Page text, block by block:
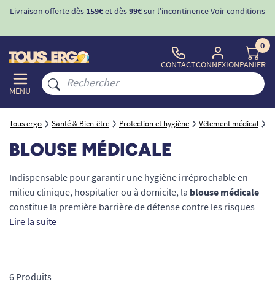
Livraison offerte dès 159€et dès99€sur l'incontinenceVoir conditions
MENU
CONTACTCONNEXION
0
PANIER
Tous ergo Santé & Bien-être Protection et hygiène Vêtement médical
BLOUSE MÉDICALE
Indispensable pour garantir une hygiène irréprochable en
milieu clinique, hospitalier ou à domicile, la blouse médicale
constitue la première barrière de défense contre les risques
d'infection. Destinée aussi bien aux praticiens (médecins,
sur TOUS ERGO une sélection rigoureuse de blouses de
Lire la suite
6 Produits